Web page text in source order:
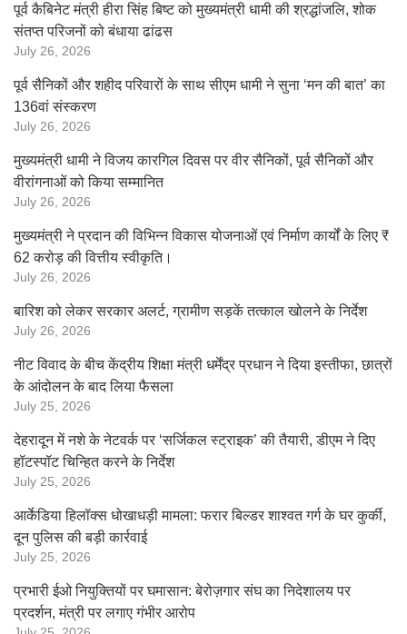
पूर्व कैबिनेट मंत्री हीरा सिंह बिष्ट को मुख्यमंत्री धामी की श्रद्धांजलि, शोक
संतप्त परिजनों को बंधाया ढांढस
July 26, 2026
पूर्व सैनिकों और शहीद परिवारों के साथ सीएम धामी ने सुना ‘मन की बात’ का
136वां संस्करण
July 26, 2026
मुख्यमंत्री धामी ने विजय कारगिल दिवस पर वीर सैनिकों, पूर्व सैनिकों और
वीरांगनाओं को किया सम्मानित
July 26, 2026
मुख्यमंत्री ने प्रदान की विभिन्न विकास योजनाओं एवं निर्माण कार्यों के लिए ₹
62 करोड़ की वित्तीय स्वीकृति।
July 26, 2026
बारिश को लेकर सरकार अलर्ट, ग्रामीण सड़कें तत्काल खोलने के निर्देश
July 26, 2026
नीट विवाद के बीच केंद्रीय शिक्षा मंत्री धर्मेंद्र प्रधान ने दिया इस्तीफा, छात्रों
के आंदोलन के बाद लिया फैसला
July 25, 2026
देहरादून में नशे के नेटवर्क पर ‘सर्जिकल स्ट्राइक’ की तैयारी, डीएम ने दिए
हॉटस्पॉट चिन्हित करने के निर्देश
July 25, 2026
आर्केडिया हिलॉक्स धोखाधड़ी मामला: फरार बिल्डर शाश्वत गर्ग के घर कुर्की,
दून पुलिस की बड़ी कार्रवाई
July 25, 2026
प्रभारी ईओ नियुक्तियों पर घमासान: बेरोज़गार संघ का निदेशालय पर
प्रदर्शन, मंत्री पर लगाए गंभीर आरोप